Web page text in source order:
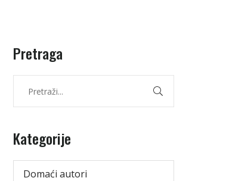
Pretraga
Kategorije
Domaći autori